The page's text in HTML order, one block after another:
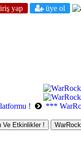
yap üye ol
! ***
Ve Etkinlikler !